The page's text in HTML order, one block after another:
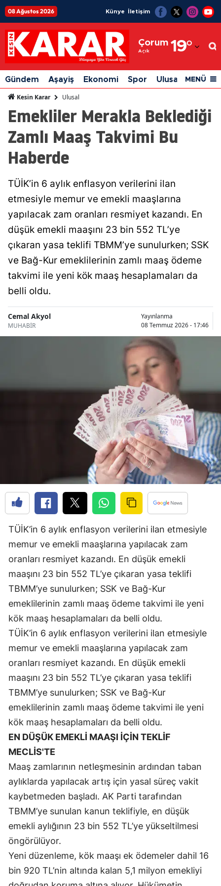
08 Ağustos 2026 Künye İletişim
Çorum
Açık 19°
Adıyaman
Afyonkarahisar
Ağrı
Amasya
Ankara
Balıkesir
Bilecik
Bitlis
Burdur
Çanakkale
Çankırı
Çorum
Denizli
Diyarbakır
Edirne
Elazığ
Erzincan
Erzurum
Eskişehir
Gaziantep
Giresun
Hakkari
Hatay
Isparta
Mersin
İstanbul
İzmir
Kars
Kayseri
Kırklareli
Kırşehir
Konya
Kütahya
Gündem Aşayiş Ekonomi Spor Ulusal Siyaset
MENÜ
Kesin Karar Ulusal
Emekliler Merakla Beklediği
Zamlı Maaş Takvimi Bu
Haberde
TÜİK’in 6 aylık enflasyon verilerini ilan
etmesiyle memur ve emekli maaşlarına
yapılacak zam oranları resmiyet kazandı. En
düşük emekli maaşını 23 bin 552 TL’ye
çıkaran yasa teklifi TBMM’ye sunulurken; SSK
ve Bağ-Kur emeklilerinin zamlı maaş ödeme
takvimi ile yeni kök maaş hesaplamaları da
belli oldu.
Cemal Akyol
MUHABİR
Yayınlanma
08 Temmuz 2026 - 17:46
TÜİK’in 6 aylık enflasyon verilerini ilan etmesiyle
memur ve emekli maaşlarına yapılacak zam
oranları resmiyet kazandı. En düşük emekli
maaşını 23 bin 552 TL’ye çıkaran yasa teklifi
TBMM’ye sunulurken; SSK ve Bağ-Kur
emeklilerinin zamlı maaş ödeme takvimi ile yeni
kök maaş hesaplamaları da belli oldu.
TÜİK’in 6 aylık enflasyon verilerini ilan etmesiyle
memur ve emekli maaşlarına yapılacak zam
oranları resmiyet kazandı. En düşük emekli
maaşını 23 bin 552 TL’ye çıkaran yasa teklifi
TBMM’ye sunulurken; SSK ve Bağ-Kur
emeklilerinin zamlı maaş ödeme takvimi ile yeni
kök maaş hesaplamaları da belli oldu.
EN DÜŞÜK EMEKLİ MAAŞI İÇİN TEKLİF
MECLİS'TE
Maaş zamlarının netleşmesinin ardından taban
aylıklarda yapılacak artış için yasal süreç vakit
kaybetmeden başladı. AK Parti tarafından
TBMM’ye sunulan kanun teklifiyle, en düşük
emekli aylığının 23 bin 552 TL’ye yükseltilmesi
öngörülüyor.
Yeni düzenleme, kök maaşı ek ödemeler dahil 16
bin 920 TL’nin altında kalan 5,1 milyon emekliyi